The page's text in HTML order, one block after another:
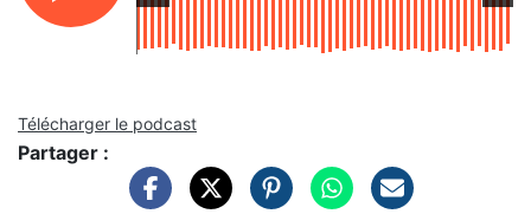
Télécharger le podcast
Partager :